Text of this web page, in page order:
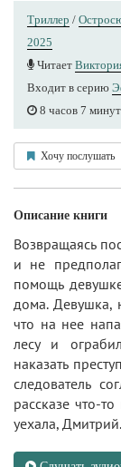
Триллер /
2025
Читает
Входит в серию
8 часов 7 минут
Хочу послушать
Описание книги
Возвращаясь
и не
помощь
дома. Девушка,
что на нее
лесу и
наказать
следователь
рассказе что-
уехала,